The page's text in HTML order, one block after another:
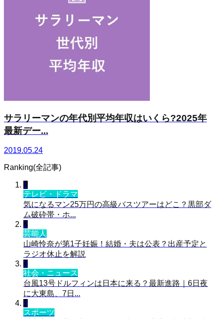
サラリーマンの年代別平均年収はいくら?2025年
最新デー...
2019.05.24
Ranking(全記事)
1
テレビ・ドラマ
気になるマン25万円の高級バスツアーはどこ？黒部ダ
ム破砕帯・ホ...
2
芸能人
山崎怜奈が第1子妊娠！結婚・夫は公表？出産予定と
ラジオ休止を解説
3
社会・ニュース
台風13号ドルフィンは日本に来る？最新進路｜6日夜
に大東島、7日...
4
スポーツ